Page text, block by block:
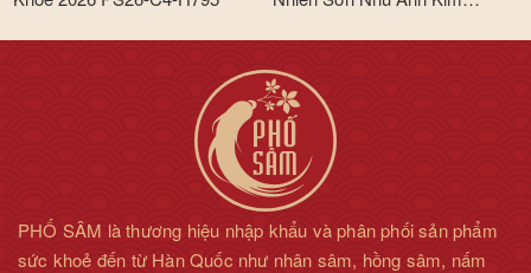
B6-HQ2560
PHỐ SÂM là thương hiệu nhập khẩu và phân phối sản phẩm
sức khoẻ đến từ Hàn Quốc như nhân sâm, hồng sâm, nấm